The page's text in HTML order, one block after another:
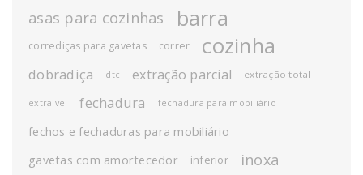
asas para cozinhas barra
corrediças para gavetas correr cozinha
dobradiça dtc extração parcial extração total
extraível fechadura fechadura para mobiliário
fechos e fechaduras para mobiliário
gavetas com amortecedor
inferior inoxa